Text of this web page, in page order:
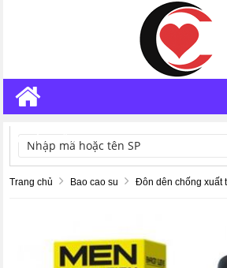
TÌM KIẾM
Trang chủ Bao cao su Đôn dên chống xuất